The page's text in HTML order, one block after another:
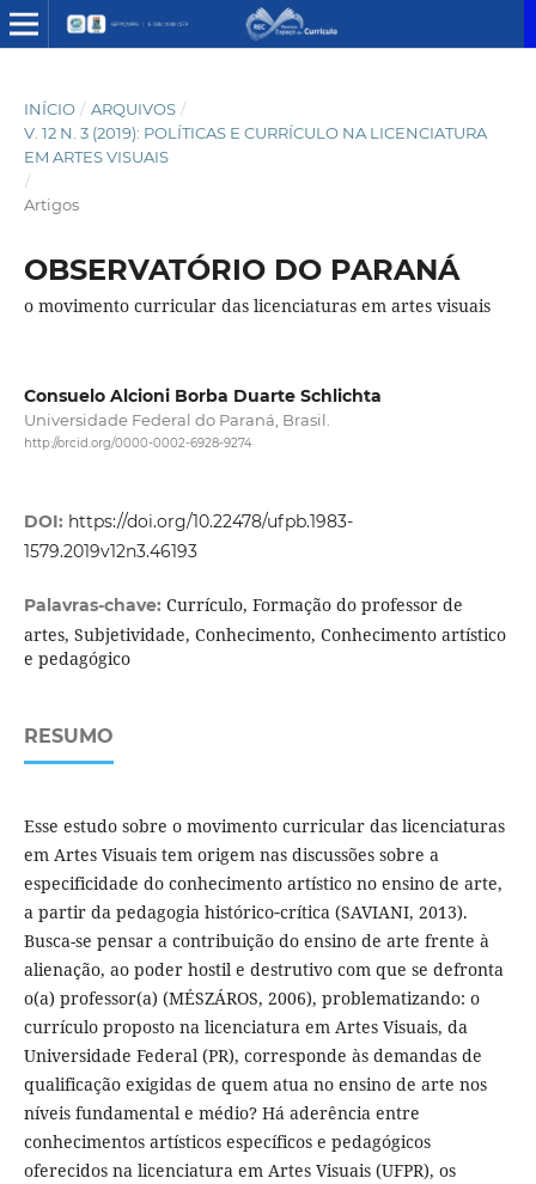
INÍCIO / ARQUIVOS /
V. 12 N. 3 (2019): POLÍTICAS E CURRÍCULO NA LICENCIATURA
EM ARTES VISUAIS
/
Artigos
OBSERVATÓRIO DO PARANÁ
o movimento curricular das licenciaturas em artes visuais
Consuelo Alcioni Borba Duarte Schlichta
Universidade Federal do Paraná, Brasil.
http://orcid.org/0000-0002-6928-9274
DOI: https://doi.org/10.22478/ufpb.1983-
1579.2019v12n3.46193
Palavras-chave: Currículo, Formação do professor de
artes, Subjetividade, Conhecimento, Conhecimento artístico
e pedagógico
RESUMO
Esse estudo sobre o movimento curricular das licenciaturas
em Artes Visuais tem origem nas discussões sobre a
especificidade do conhecimento artístico no ensino de arte,
a partir da pedagogia histórico‐crítica (SAVIANI, 2013).
Busca-se pensar a contribuição do ensino de arte frente à
alienação, ao poder hostil e destrutivo com que se defronta
o(a) professor(a) (MÉSZÁROS, 2006), problematizando: o
currículo proposto na licenciatura em Artes Visuais, da
Universidade Federal (PR), corresponde às demandas de
qualificação exigidas de quem atua no ensino de arte nos
níveis fundamental e médio? Há aderência entre
conhecimentos artísticos específicos e pedagógicos
oferecidos na licenciatura em Artes Visuais (UFPR), os